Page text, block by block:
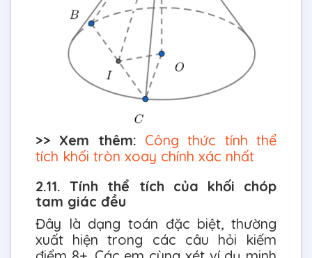
>> Xem thêm: Công thức tính thể
tích khối tròn xoay chính xác nhất
2.11. Tính thể tích của khối chóp
tam giác đều
Đây là dạng toán đặc biệt, thường
xuất hiện trong các câu hỏi kiếm